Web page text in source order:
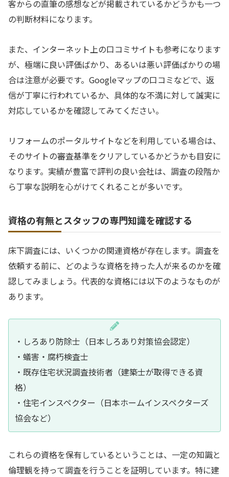
客からの直筆の感想などが掲載されているかどうかも一つ
の判断材料になります。
また、インターネット上の口コミサイトも参考になります
が、極端に良い評価ばかり、あるいは悪い評価ばかりの場
合は注意が必要です。Googleマップの口コミなどで、返
信が丁寧に行われているか、具体的な不満に対して誠実に
対応しているかを確認してみてください。
リフォームのポータルサイトなどを利用している場合は、
そのサイトの審査基準をクリアしているかどうかも目安に
なります。実績が豊富で評判の良い会社は、調査の段階か
ら丁寧な説明を心がけてくれることが多いです。
資格の有無とスタッフの専門知識を確認する
床下調査には、いくつかの関連資格が存在します。調査を
依頼する前に、どのような資格を持った人が来るのかを確
認してみましょう。代表的な資格には以下のようなものが
あります。
・しろあり防除士（日本しろあり対策協会認定）
・蟻害・腐朽検査士
・既存住宅状況調査技術者（建築士が取得できる資
格）
・住宅インスペクター（日本ホームインスペクターズ
協会など）
これらの資格を保有しているということは、一定の知識と
倫理観を持って調査を行うことを証明しています。特に建